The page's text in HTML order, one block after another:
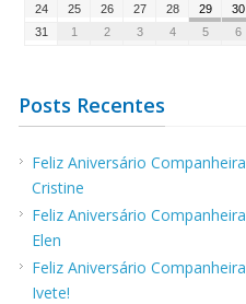
24
25 26 27 28 29
30
31
1 2 3 4 5 6
Posts Recentes
Feliz Aniversário Companheira
Cristine
Feliz Aniversário Companheira
Elen
Feliz Aniversário Companheira
Ivete!